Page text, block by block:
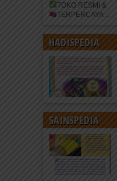
TOKO RESMI &
TERPERCAYA ...
HADISPEDIA
SAINSPEDIA